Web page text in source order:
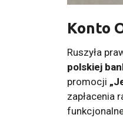
Konto
Ruszyła
polskiej
promocji
zapłacenia